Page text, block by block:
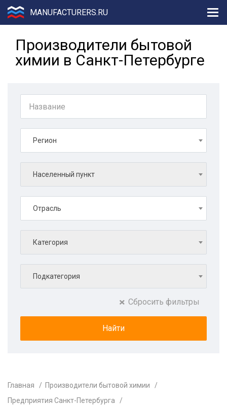
MANUFACTURERS.RU
Производители бытовой
химии в Санкт-Петербурге
Регион
Населенный пункт
Отрасль
Категория
Подкатегория
Сбросить фильтры
Главная
Производители бытовой химии
Предприятия Санкт-Петербурга